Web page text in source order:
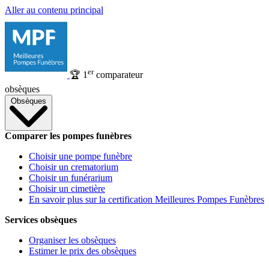
Aller au contenu principal
🏆 1 ercomparateur
obsèques
Obsèques
Comparer les pompes funèbres
Choisir une pompe funèbre
Choisir un crematorium
Choisir un funérarium
Choisir un cimetière
En savoir plus sur la certification Meilleures Pompes Funèbres
Services obsèques
Organiser les obsèques
Estimer le prix des obsèques